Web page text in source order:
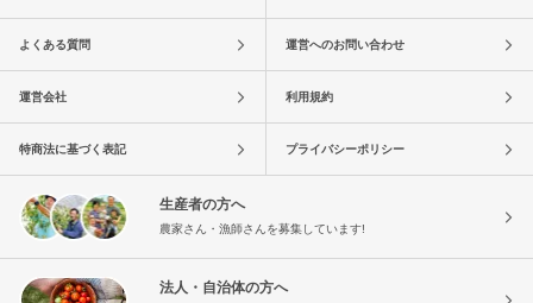
よくある質問 運営へのお問い合わせ
運営会社 利用規約
特商法に基づく表記 プライバシーポリシー
生産者の方へ
農家さん・漁師さんを募集しています!
法人・自治体の方へ